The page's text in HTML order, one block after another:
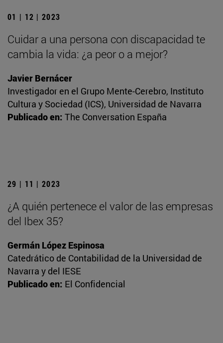
01 | 12 | 2023
Cuidar a una persona con discapacidad te
cambia la vida: ¿a peor o a mejor?
Javier Bernácer
Investigador en el Grupo Mente-Cerebro, Instituto
Cultura y Sociedad (ICS), Universidad de Navarra
Publicado en: The Conversation España
29 | 11 | 2023
¿A quién pertenece el valor de las empresas
del Ibex 35?
Germán López Espinosa
Catedrático de Contabilidad de la Universidad de
Navarra y del IESE
Publicado en: El Confidencial